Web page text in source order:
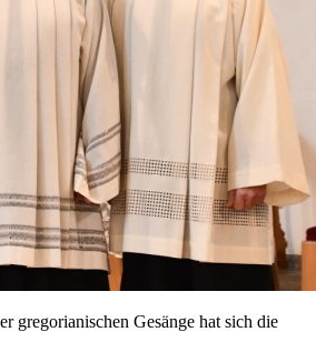
gregorianischen Gesänge hat sich die